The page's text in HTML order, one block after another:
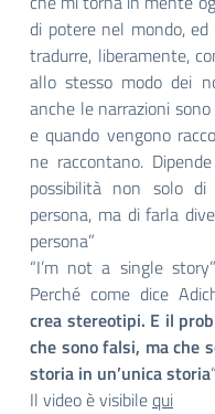
di potere nel mondo, ed
tradurre, liberamente,
allo stesso modo dei
anche le narrazioni
e quando vengono
ne raccontano.
possibilità non solo
persona, ma di farla
persona”
“I’m not a single
Perché come dice
crea stereotipi. E il
che sono falsi, ma che
storia in un’unica storia
Il video è visibilequi